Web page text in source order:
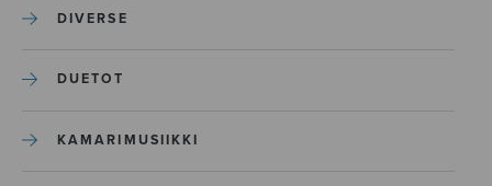
DIVERSE
DUETOT
KAMARIMUSIIKKI